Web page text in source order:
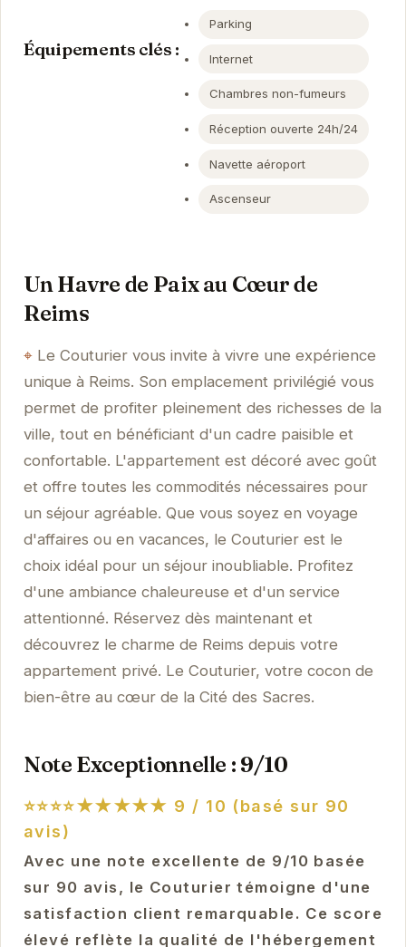
Équipements clés :
Parking
Internet
Chambres non-fumeurs
Réception ouverte 24h/24
Navette aéroport
Ascenseur
Un Havre de Paix au Cœur de
Reims
Le Couturier vous invite à vivre une expérience
unique à Reims. Son emplacement privilégié vous
permet de profiter pleinement des richesses de la
ville, tout en bénéficiant d'un cadre paisible et
confortable. L'appartement est décoré avec goût
et offre toutes les commodités nécessaires pour
un séjour agréable. Que vous soyez en voyage
d'affaires ou en vacances, le Couturier est le
choix idéal pour un séjour inoubliable. Profitez
d'une ambiance chaleureuse et d'un service
attentionné. Réservez dès maintenant et
découvrez le charme de Reims depuis votre
appartement privé. Le Couturier, votre cocon de
bien-être au cœur de la Cité des Sacres.
Note Exceptionnelle : 9/10
⭐⭐⭐⭐★★★★★ 9 / 10 (basé sur 90
avis)
Avec une note excellente de 9/10 basée
sur 90 avis, le Couturier témoigne d'une
satisfaction client remarquable. Ce score
élevé reflète la qualité de l'hébergement